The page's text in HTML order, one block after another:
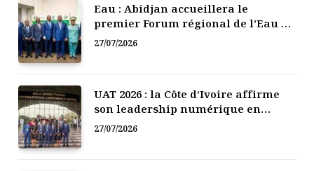
Eau : Abidjan accueillera le
premier Forum régional de l’Eau de
l’Afrique de l’Ouest
27/07/2026
UAT 2026 : la Côte d’Ivoire affirme
son leadership numérique en
Afrique
27/07/2026